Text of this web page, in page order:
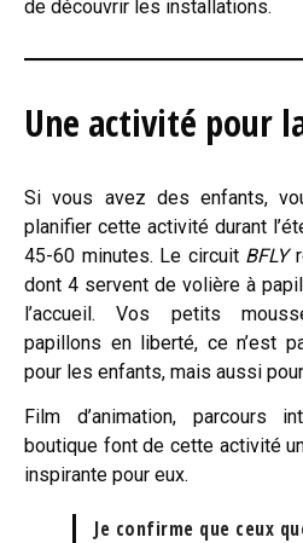
de découvrir les installations.
Une activité pour
Si vous avez des enfants,
planifier cette activité durant
45-60 minutes. Le circuit BFLY
dont 4 servent de volière à
l’accueil. Vos petits
papillons en liberté, ce n’est
pour les enfants, mais aussi
Film d’animation, parcours
boutique font de cette activité
inspirante pour eux.
Je confirme que ceux